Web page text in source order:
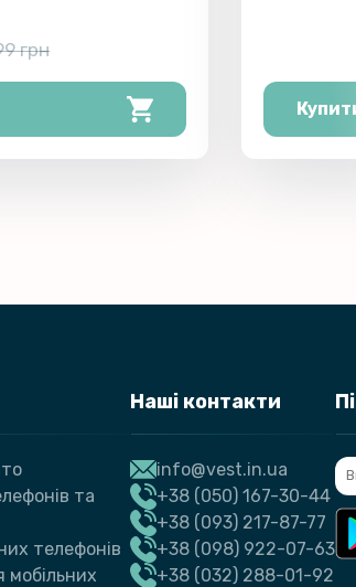
грн
та
телефонів
мобільних
Наші контакти
info@vest.in.ua
+38 (050) 167-30-44
+38 (093) 217-87-77
+38 (098) 922-07-63
+38 (032) 288-01-92